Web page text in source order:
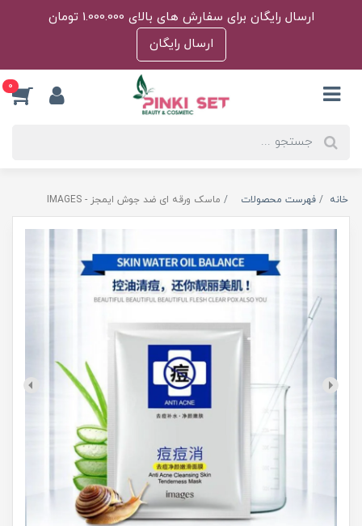
ارسال رایگان برای سفارش های بالای 1.000.000 تومان
ارسال رایگان
0
خانه فهرست محصولات ماسک ورقه ای ضد جوش ایمجز - IMAGES